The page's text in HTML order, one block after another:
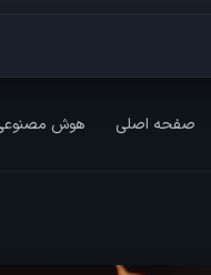
صفحه اصلی هوش